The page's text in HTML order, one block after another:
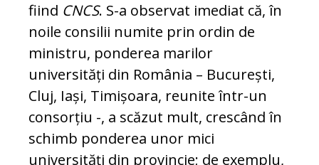
fiind CNCS. S-a observat imediat că, în
noile consilii numite prin ordin de
ministru, ponderea ma­ri­lor
universități din România – București,
Cluj, Iași, Timișoara, reunite într-un
consorțiu -, a scă­zut mult, crescând în
schimb ponderea unor mici
universități din provincie; de exemplu,